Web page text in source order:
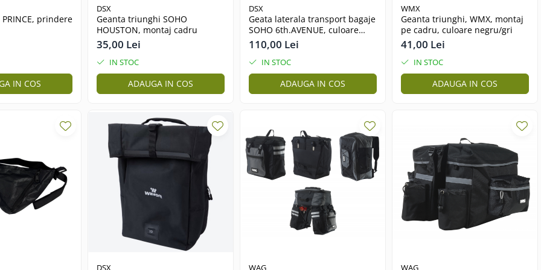
PRINCE, prindere
IN COS
DSX
Geanta triunghi SOHO
HOUSTON, montaj cadru
35,00 Lei
IN STOC
ADAUGA IN COS
DSX
Geata laterala transport bagaje
SOHO 6th.AVENUE, culoare
negru
110,00 Lei
IN STOC
ADAUGA IN COS
WMX
Geanta triunghi, WMX, montaj
pe cadru, culoare negru/gri
41,00 Lei
IN STOC
ADAUGA IN COS
DSX WAG WAG